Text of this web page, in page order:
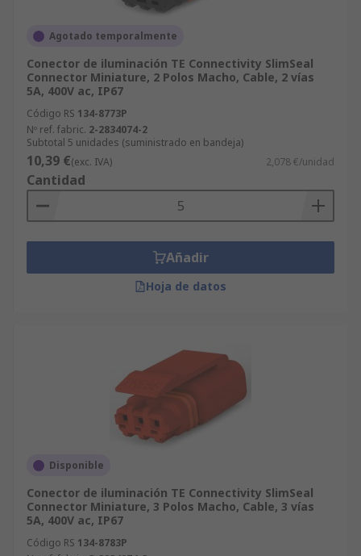
Agotado temporalmente
Conector de iluminación TE Connectivity SlimSeal
Connector Miniature, 2 Polos Macho, Cable, 2 vías
5A, 400V ac, IP67
Código RS 134-8773P
Nº ref. fabric. 2-2834074-2
Subtotal 5 unidades (suministrado en bandeja)
10,39 €(exc. IVA) 2,078 €/unidad
Cantidad
Añadir
Hoja de datos
Disponible
Conector de iluminación TE Connectivity SlimSeal
Connector Miniature, 3 Polos Macho, Cable, 3 vías
5A, 400V ac, IP67
Código RS 134-8783P